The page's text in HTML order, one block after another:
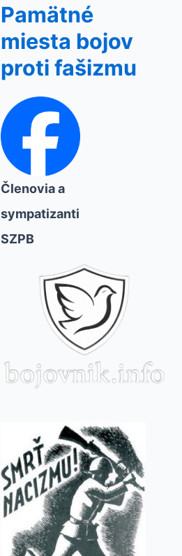
Pamätné
miesta bojov
proti fašizmu
Členovia a
sympatizanti
SZPB